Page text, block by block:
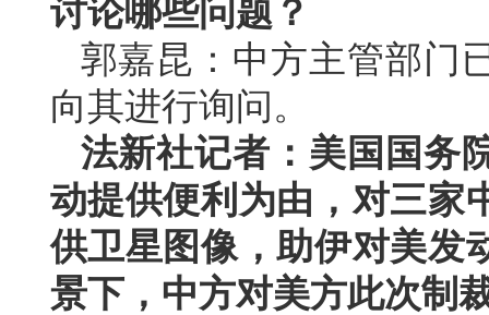
讨论哪些问题？
郭嘉昆：中方主管部门
向其进行询问。
法新社记者：美国国务
动提供便利为由，对三家
供卫星图像，助伊对美发
景下，中方对美方此次制